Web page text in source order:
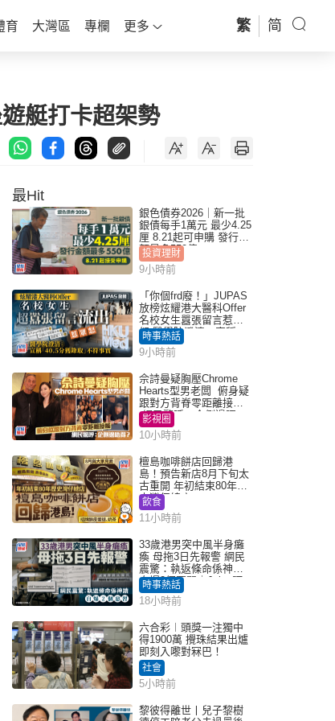
育 大灣區 專欄 更多 繁 简
艇打卡超架勢
最Hit
銀色債券2026｜新一批
銀債每手1萬元 最少4.25
厘 8.21起可申購 發行金
額最多550億
投資理財
9小時前
「你個frd廢！」JUPAS
放榜炫耀港大醫科Offer
名校女生囂張留言惹眾
怒 醫學院澄清：宣稱
「40.5分獲錄取」不符事
實｜Juicy叮
時事熱話
9小時前
佘詩曼疑胸壓Chrome
Hearts型男老闆 俯身疑
跟對方背脊零距離接觸
網民驚呼：企側邊唔
得？
影視圈
10小時前
檀島咖啡餅店回歸港
島！預告新店8月下旬太
古重開 年初結束80年歷
史灣仔總店
飲食
11小時前
33歲港男突中風半身癱
瘓 母拖3日先報警 網民
震驚：執返條命係神蹟
自爆2個惡習｜Juicy叮
時事熱話
18小時前
六合彩︱頭獎一注獨中
得1900萬 攪珠結果出爐
即刻入嚟對冧巴！
社會
5小時前
黎彼得離世丨兒子黎樹